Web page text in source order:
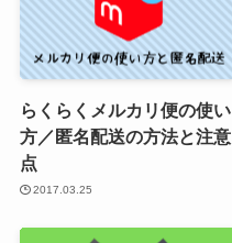
らくらくメルカリ便の使い
方／匿名配送の方法と注意
点
2017.03.25